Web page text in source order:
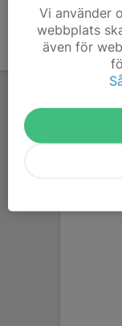
Vi använder
webbplats
även för